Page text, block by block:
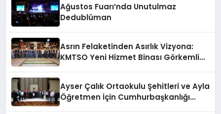
Ağustos Fuarı’nda Unutulmaz
Dedublüman
Asrın Felaketinden Asırlık Vizyona:
KMTSO Yeni Hizmet Binası Görkemli
Ayser Çalık Ortaokulu Şehitleri ve Ayla
Öğretmen İçin Cumhurbaşkanlığı